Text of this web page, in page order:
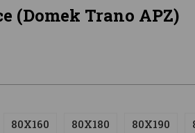
(Domek Trano APZ)
80X160 80X180 80X190